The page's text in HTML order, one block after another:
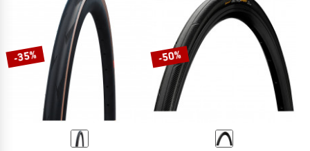
-35% -50%